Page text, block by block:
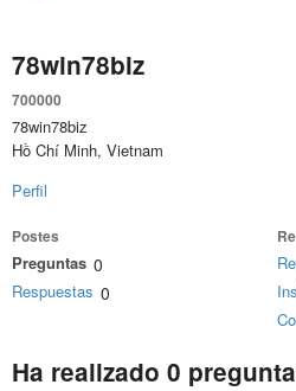
78win78biz
700000
78win78biz
Hồ Chí Minh, Vietnam
Perfil
Postes
Preguntas 0
Respuestas 0
Ha realizado 0